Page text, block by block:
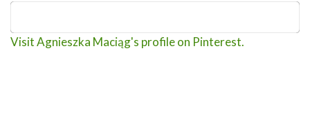
Visit Agnieszka Maciąg's profile on Pinterest.